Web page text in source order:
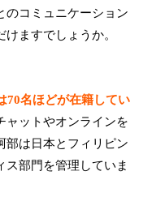
のコミュニケーション
ますでしょうか。
70名ほどが在籍してい
ャットやオンラインを
部は日本とフィリピン
ス部門を管理していま